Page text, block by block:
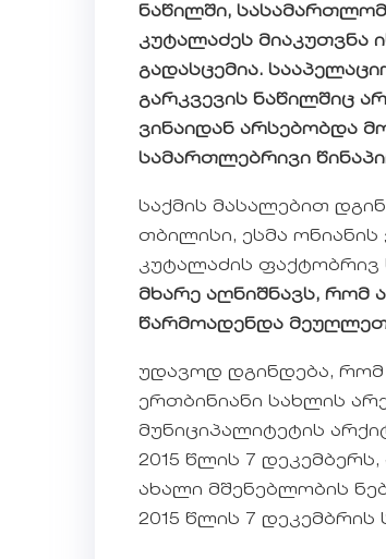
ნაწილში,
კუტალაძეს მიაკუთვნა
გადასცემია.
გარკვევის ნაწილშიც
ვინაიდან არსებობდა
სამართლებრივი
საქმის მასალებით
თბილისი, ესმა
კუტალაძის
მხარე აღნიშნავს, რომ
წარმოადენდა
უდავოდ დგინდება, რომ
ერთბინიანი სახლის
მუნიციპალიტეტის
2015 წლის 7
ახალი მშენებლობის
2015 წლის 7